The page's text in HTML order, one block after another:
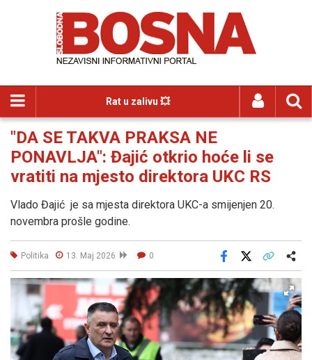
Rat u zalivu 💥
"DA SE TAKVA PRAKSA NE
PONAVLJA": Đajić otkrio hoće li se
vratiti na mjesto direktora UKC RS
Vlado Đajić je sa mjesta direktora UKC-a smijenjen 20.
novembra prošle godine.
Politika 13. Maj 2026 0
Facebook